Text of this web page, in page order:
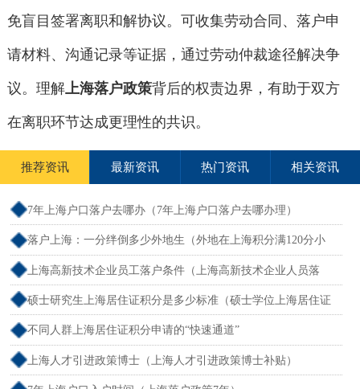
免盲目签署离职和解协议。可收集劳动合同、落户申
请材料、沟通记录等证据，通过劳动仲裁途径解决争
议。理解上海落户政策背后的权责边界，有助于双方
在离职环节达成更理性的共识。
推荐资讯 最新资讯 热门资讯 相关资讯
7年上海户口落户去哪办（7年上海户口落户去哪办理）
落户上海：一分绊倒多少外地生（外地在上海积分满120分小
孩可以考上海大学吗）
上海高新技术企业员工落户条件（上海高新技术企业人员落
户）
硕士研究生上海居住证积分是多少标准（硕士学位上海居住证
积分）
不同人群上海居住证积分申请的“快速通道”
上海人才引进政策博士（上海人才引进政策博士补贴）